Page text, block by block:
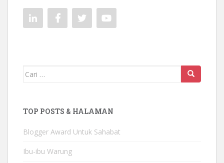
Mencari:
TOP POSTS & HALAMAN
Blogger Award Untuk Sahabat
Ibu-ibu Warung